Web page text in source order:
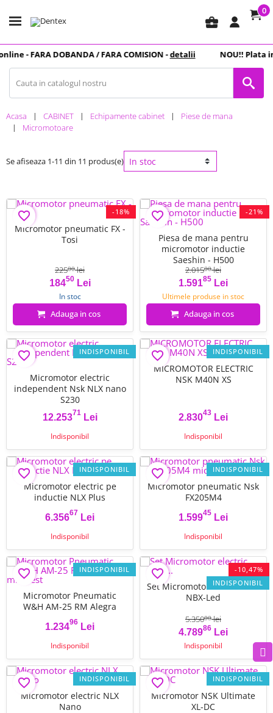
business_center
0
-FARA DOBANDA/ FARA COMISION -detalii NOU!! Plata in
Acasa CABINET Echipamente cabinet
Piese de mana
Micromotoare
Se afiseaza 1-11 din 11 produs(e)
-18%
Micromotor pneumatic FX -
Tosi
Pret
18450Lei
Pret de baza
22500lei
In stoc
Adauga in cos
favorite_border -21%
Piesa de mana pentru
micromotor inductie
Saeshin - H500
Pret
1.59185 Lei
Pret de baza
2.01500lei
Ultimele produse in stoc
Adauga in cos
favorite_border
INDISPONIBIL
Micromotor electric
independent Nsk NLX nano
S230
Pret
12.25371Lei
Indisponibil
favorite_border INDISPONIBIL
MICROMOTOR ELECTRIC
NSK M40N XS
Pret
2.83043 Lei
Indisponibil
favorite_border
INDISPONIBIL
Micromotor electric pe
inductie NLX Plus
Pret
6.35667 Lei
Indisponibil
favorite_border INDISPONIBIL
Micromotor pneumatic Nsk
FX205M4
Pret
1.59945 Lei
Indisponibil
favorite_border
INDISPONIBIL
Micromotor Pneumatic
W&H AM-25 RM Alegra
Pret
1.23496 Lei
Indisponibil
favorite_border
-10,47%
INDISPONIBIL
Set Micromotor electric Nsk
NBX-Led
Pret
4.78986 Lei
Pret de baza
5.35000lei
Indisponibil
favorite_border
INDISPONIBIL
Micromotor electric NLX
Nano
favorite_border INDISPONIBIL
Micromotor NSK Ultimate
XL-DC
favorite_border